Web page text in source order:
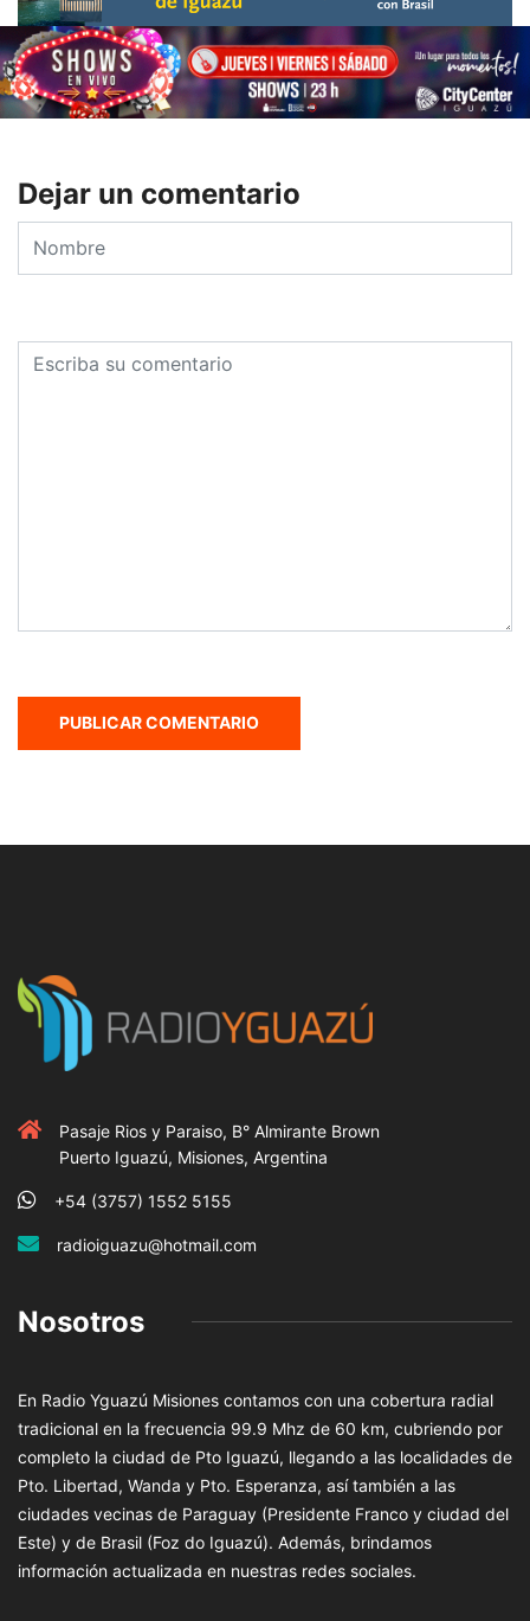
Dejar un comentario
Pasaje Rios y Paraiso, B° Almirante Brown
Puerto Iguazú, Misiones, Argentina
+54 (3757) 1552 5155
radioiguazu@hotmail.com
Nosotros
En Radio Yguazú Misiones contamos con una cobertura radial
tradicional en la frecuencia 99.9 Mhz de 60 km, cubriendo por
completo la ciudad de Pto Iguazú, llegando a las localidades de
Pto. Libertad, Wanda y Pto. Esperanza, así también a las
ciudades vecinas de Paraguay (Presidente Franco y ciudad del
Este) y de Brasil (Foz do Iguazú). Además, brindamos
información actualizada en nuestras redes sociales.